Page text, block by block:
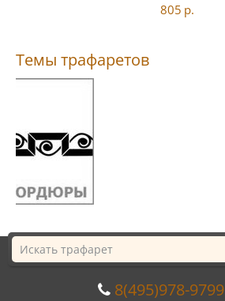
805 р.
Темы трафаретов
8(495)978-9799